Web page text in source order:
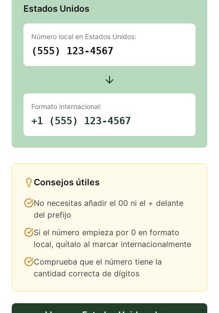
Estados Unidos
Número local en Estados Unidos:
(555) 123-4567
Formato internacional:
+1 (555) 123-4567
Consejos útiles
No necesitas añadir el 00 ni el + delante
del prefijo
Si el número empieza por 0 en formato
local, quítalo al marcar internacionalmente
Comprueba que el número tiene la
cantidad correcta de dígitos